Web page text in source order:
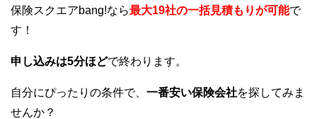
保険スクエアbang!なら最大19社の一括見積もりが可能で
す！
申し込みは5分ほどで終わります。
自分にぴったりの条件で、 一番安い保険会社を探してみま
せんか？